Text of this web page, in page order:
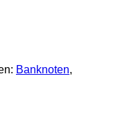
Banknoten,